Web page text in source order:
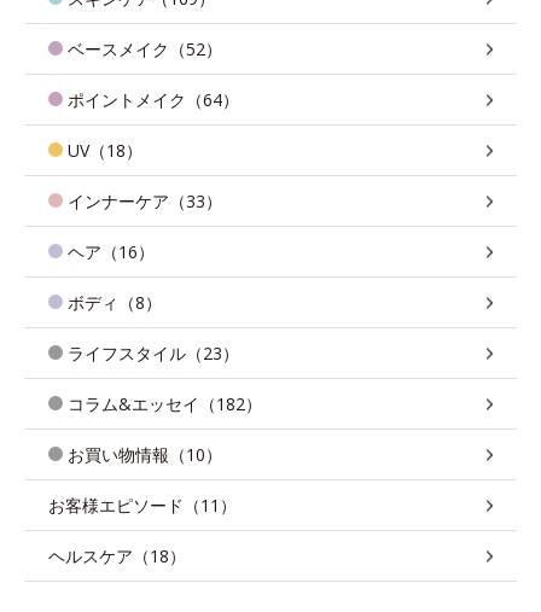
ベースメイク（52）
ポイントメイク（64）
UV（18）
インナーケア（33）
ヘア（16）
ボディ（8）
ライフスタイル（23）
コラム&エッセイ（182）
お買い物情報（10）
お客様エピソード（11）
ヘルスケア（18）